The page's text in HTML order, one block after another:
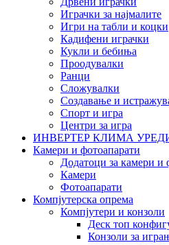
Играчки за најмалите
Игри на табли и коцки
Кадифени играчки
Кукли и бебиња
Проодувалки
Ранци
Сложувалки
Создавање и
Спорт и игра
Центри за игра
ИНВЕРТЕР КЛИМА
Камери и фотоапарати
Додатоци за камери и
Камери
Фотоапарати
Компјутерска опрема
Компјутери и конзоли
Деск топ
Конзоли за